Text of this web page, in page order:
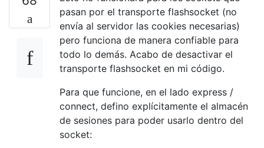
pasan por el transporte flashsocket (no
envía al servidor las cookies necesarias)
pero funciona de manera confiable para
todo lo demás. Acabo de desactivar el
transporte flashsocket en mi código.
Para que funcione, en el lado express /
connect, defino explícitamente el almacén
de sesiones para poder usarlo dentro del
socket: